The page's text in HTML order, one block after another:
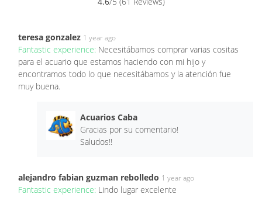
teresa gonzalez 1 year ago
Fantastic experience: Necesitábamos comprar varias cositas
para el acuario que estamos haciendo con mi hijo y
encontramos todo lo que necesitábamos y la atención fue
muy buena.
Acuarios Caba
Gracias por su comentario!
Saludos!!
alejandro fabian guzman rebolledo 1 year ago
Fantastic experience: Lindo lugar excelente